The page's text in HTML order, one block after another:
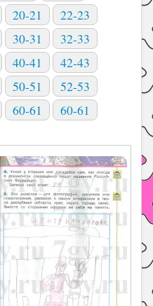
20-21
22-23
30-31
32-33
40-41
42-43
50-51
52-53
60-61
60-61